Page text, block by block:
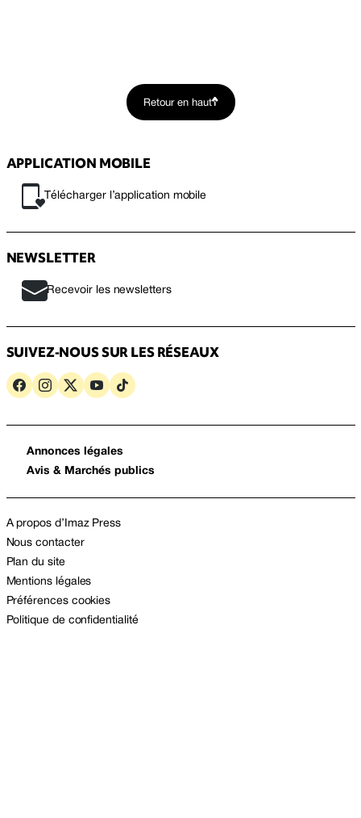
Retour en haut
APPLICATION MOBILE
Télécharger l’application mobile
NEWSLETTER
Recevoir les newsletters
SUIVEZ-NOUS SUR LES RÉSEAUX
Annonces légales
Avis & Marchés publics
A propos d’Imaz Press
Nous contacter
Plan du site
Mentions légales
Préférences cookies
Politique de confidentialité